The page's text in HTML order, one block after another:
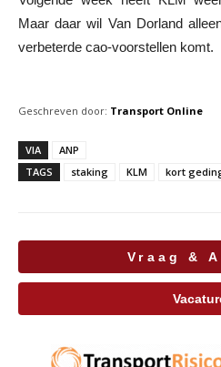
Maar daar wil Van Dorland
verbeterde cao-voorstellen komt.
Geschreven door: Transport Online
VIA
ANP
TAGS
staking KLM kort
Vraag &